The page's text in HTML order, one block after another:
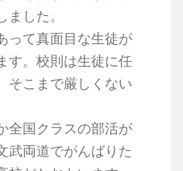
ました。
って真面目な生徒が
す。校則は生徒に任
そこまで厳しくない
全国クラスの部活が
武両道でがんばりた